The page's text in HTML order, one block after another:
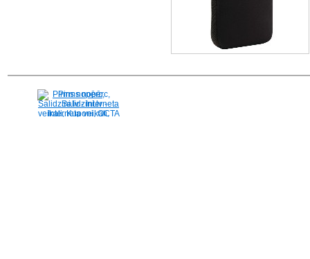
Pirms nopērc,
Salidzini.lv - Interneta
veikali, Kuponi, OCTA